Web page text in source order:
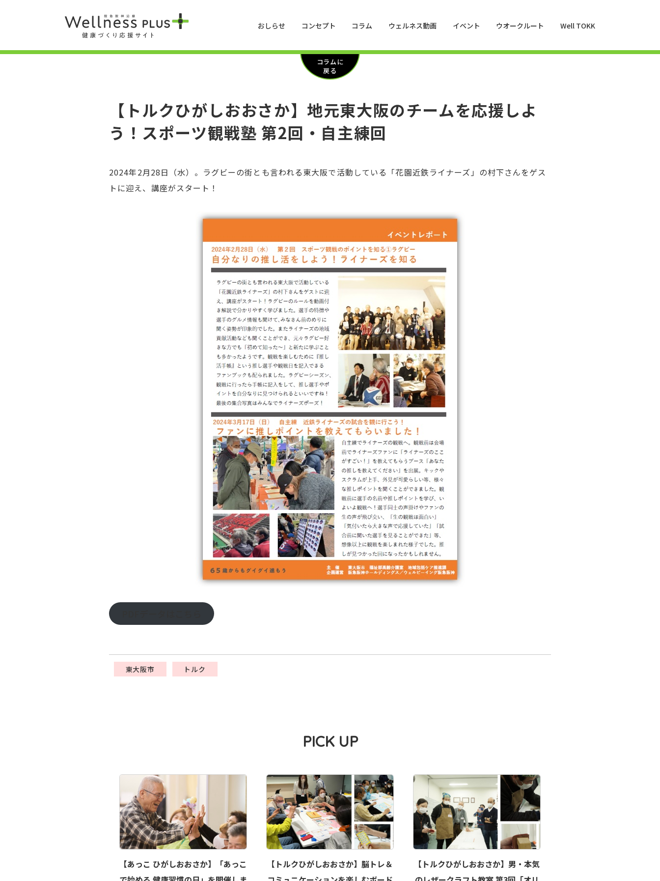
おしらせ コンセプト コラム ウェルネス動画 イベント ウオークルート Well TOKK
コラムに
戻る
【トルクひがしおおさか】地元東大阪のチームを応援しよ
う！スポーツ観戦塾 第2回・自主練回
2024年2月28日（水）。ラグビーの街とも言われる東大阪で活動している「花園近鉄ライナーズ」の村下さんをゲス
トに迎え、講座がスタート！
東大阪市 トルク
PICK UP
【あっこ ひがしおおさか】「あっこ
【トルクひがしおおさか】脳トレ＆
【トルクひがしおおさか】男・本気